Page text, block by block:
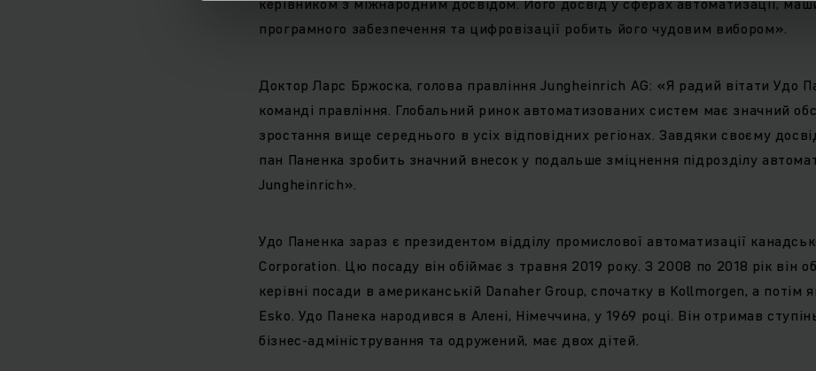
програмного забезпечення та цифровізації робить його чудовим вибором».
Доктор Ларс Бржоска, голова правління Jungheinrich AG: «Я радий вітати Удо
команді правління. Глобальний ринок автоматизованих систем має значний
зростання вище середнього в усіх відповідних регіонах. Завдяки своєму
пан Паненка зробить значний внесок у подальше зміцнення підрозділу
Jungheinrich».
Удо Паненка зараз є президентом відділу промислової автоматизації
Corporation. Цю посаду він обіймає з травня 2019 року. З 2008 по 2018 рік він
керівні посади в американській Danaher Group, спочатку в Kollmorgen, а потім
Esko. Удо Панека народився в Алені, Німеччина, у 1969 році. Він отримав
бізнес-адміністрування та одружений, має двох дітей.